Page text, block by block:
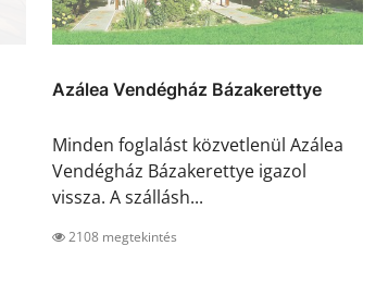
Azálea Vendégház Bázakerettye
Minden foglalást közvetlenül Azálea
Vendégház Bázakerettye igazol
vissza. A szállásh...
2108 megtekintés